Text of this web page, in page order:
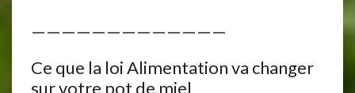
—————————————
Ce que la loi Alimentation va changer
sur votre pot de miel